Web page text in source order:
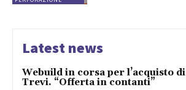
Latest news
Webuild in corsa per l’acquisto di
Trevi. “Offerta in contanti”